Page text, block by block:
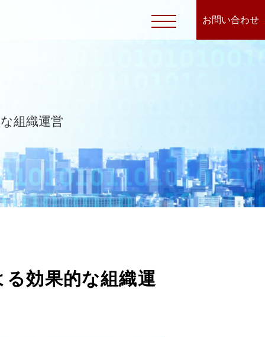
お問い合わせ
組織運営
効果的な組織運